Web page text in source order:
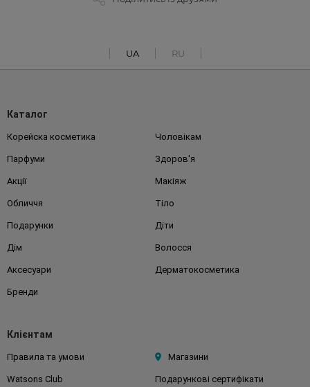
UA RU
Каталог
Корейска косметика Чоловікам
Парфуми Здоров'я
Акції Макіяж
Обличчя Тіло
Подарунки Діти
Дім Волосся
Аксесуари Дерматокосметика
Бренди
Клієнтам
Правила та умови Магазини
Watsons Club Подарункові сертифікати